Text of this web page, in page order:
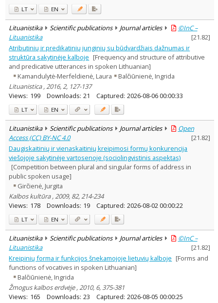
3
Linguistics 140
Literary Studies 8
Political sciences 2
Psychology
Sociology 2
Theatrology 1
Text language
Country of publication
Historical periods
Lithuanian place names
Journal
LT EN
Lituanistika Scientific publications Journal articles
©InC –
Lituanistika
[21.82]
Atributinių ir predikatinių junginių su būdvardžiais dažnumas ir
struktūra sakytinėje kalboje [Frequency and structure of attributive
and predicative utterances in spoken Lithuanian]
Kamandulytė-Merfeldienė, Laura
Balčiūnienė, Ingrida
Lituanistica , 2016, 2, 127-137
Views: 199 Downloads: 21 Captured: 2026-08-06 00:00:33
LT EN
Lituanistika Scientific publications Journal articles
Open
Access (CC) BY-NC 4.0
[21.82]
Daugiskaitinių ir vienaskaitinių kreipimosi formų konkurencija
viešojoje sakytinėje vartosenoje (sociolingvistinis aspektas)
[Competition between plural and singular forms of address in
public spoken usage]
Girčienė, Jurgita
Kalbos kultūra , 2009, 82, 214-234
Views: 178 Downloads: 19 Captured: 2026-08-02 00:00:22
LT EN
Lituanistika Scientific publications Journal articles
©InC –
Lituanistika
[21.82]
Kreipinių forma ir funkcijos šnekamojoje lietuvių kalboje [Forms and
functions of vocatives in spoken Lithuanian]
Balčiūnienė, Ingrida
Žmogus kalbos erdvėje , 2010, 6, 375-381
Views: 165 Downloads: 23 Captured: 2026-08-05 00:00:25